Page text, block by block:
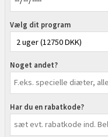
Vælg dit program
Noget andet?
Har du en rabatkode?